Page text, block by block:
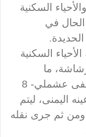
السكنية
في
السكنية
ما
أسفرت عن إصابة أصيل مصطفى عشملي- 8
عيار 14.5 في عينه اليمنى، ليتم
ثم جرى نقله